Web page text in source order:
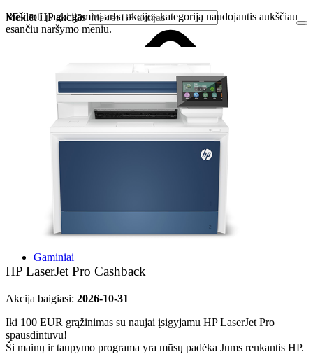
Gaminiai
Meklēt HP akcijās
Rūšiuoti pagal gaminį arba akcijos kategoriją naudojantis aukščiau
esančiu naršymo meniu.
HP LaserJet Pro Cashback
Akcija baigiasi: 2026-10-31
Iki 100 EUR grąžinimas su naujai įsigyjamu HP LaserJet Pro
spausdintuvu!
Ši mainų ir taupymo programa yra mūsų padėka Jums renkantis HP.